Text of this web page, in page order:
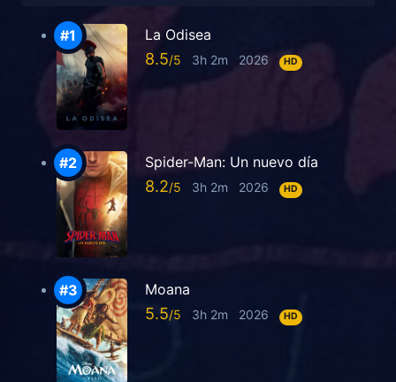
La Odisea
8.5 3h 2m 2026 HD
Spider-Man: Un nuevo día
8.2 3h 2m 2026 HD
Moana
5.5 3h 2m 2026 HD